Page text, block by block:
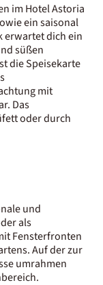
im Hotel Astoria
ein saisonal
erwartet dich ein
süßen
die Speisekarte
mit
Das
oder durch
und
als
Fensterfronten
Auf der zur
umrahmen